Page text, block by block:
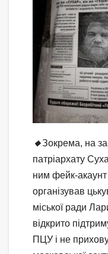
🔸Зокрема, на
патріархату
ним фейк-
організував
міської ради
відкрито
ПЦУ і не